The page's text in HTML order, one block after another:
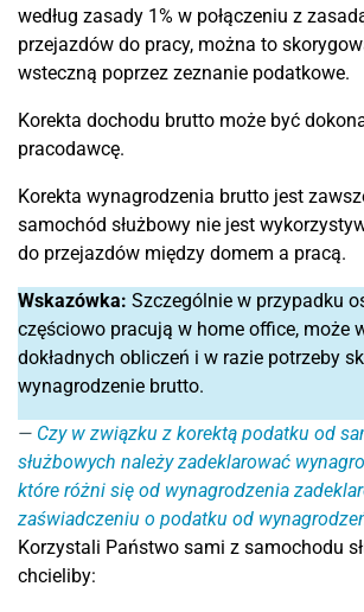
według zasady 1% w połączeniu z
przejazdów do pracy, można to
wsteczną poprzez zeznanie podatkowe.
Korekta dochodu brutto może być
pracodawcę.
Korekta wynagrodzenia brutto jest
samochód służbowy nie jest
do przejazdów między domem a pracą.
Wskazówka: Szczególnie w przypadku
częściowo pracują w home office, może
dokładnych obliczeń i w razie potrzeby
wynagrodzenie brutto.
Czy w związku z korektą podatku od
służbowych należy zadeklarować
które różni się od wynagrodzenia
zaświadczeniu o podatku od
Korzystali Państwo sami z samochodu
chcieliby: